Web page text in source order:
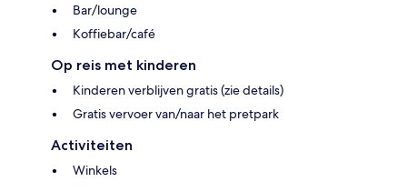
Bar/lounge
Koffiebar/café
Op reis met kinderen
Kinderen verblijven gratis (zie details)
Gratis vervoer van/naar het pretpark
Activiteiten
Winkels